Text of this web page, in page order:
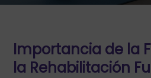
Importancia de la
la Rehabilitación